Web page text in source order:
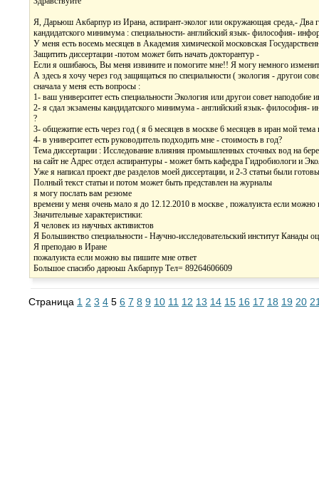
Я, Дарьюш Акбарпур из Ирана, аспирант-эколог или окружающая среда,- Два
кандидатского минимума : специальности- английский язык- философия-
У меня есть восемь месяцев в Академия химической московская
Защитить диссертации -потом может бить начать докторантур -
Если я ошибаюсь, Вы меня извините и помогите мне!! Я могу немного
А здесь я хочу через год защищаться по специальности ( экология - другои
сначала у меня есть вопросы :
1- ваш университет есть специальности Экология или другои совет
2- я сдал экзамены кандидатского минимума - английский язык- философия-
?
3- общежитие есть через год ( я 6 месяцев в москве 6 месяцев в иран мой тема
4- в университет есть руководитель подходить мне - стоимость в год?
Тема диссертации : Исследование влияния промышленных сточных вод на
на сайт не Адрес отдел аспирантуры - может бмть кафедра Гидробиологи и
Уже я написал проект две разделов моей диссертации, и 2-3 статьи были готовы
Полный текст статьи и потом может быть представлен на журналы
я могу послать вам резюме
времени у меня очень мало я до 12.12.2010 в москве , пожалуиста если
Значительные характеристики:
Я человек из научных активистов
Я Большинство специальности - Научно-исследовательский институт Канады
Я преподаю в Иране
пожалуиста если можно вы пишите мне ответ
Большое спасибо дарюьш Акбарпур Тел= 89264606609
Страница 1 2 3 4 5 6 7 8 9 10 11 12 13 14 15 16 17 18 19 20